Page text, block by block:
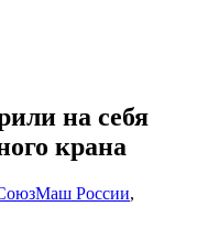
на себя
крана
России,